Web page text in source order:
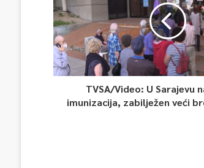
TVSA/Video: U Sarajevu
imunizacija, zabilježen veći